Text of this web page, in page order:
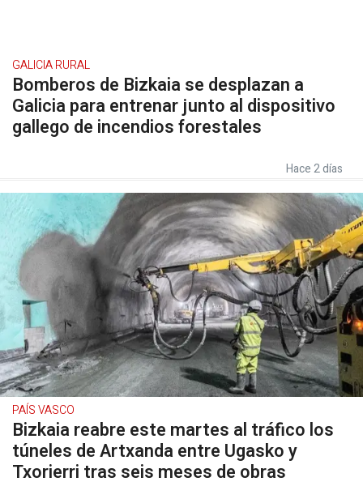
GALICIA RURAL
Bomberos de Bizkaia se desplazan a
Galicia para entrenar junto al dispositivo
gallego de incendios forestales
Hace 2 días
PAÍS VASCO
Bizkaia reabre este martes al tráfico los
túneles de Artxanda entre Ugasko y
Txorierri tras seis meses de obras